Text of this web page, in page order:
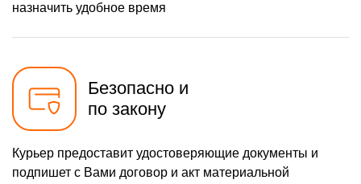
назначить удобное время
Безопасно и
по закону
Курьер предоставит удостоверяющие документы и
подпишет с Вами договор и акт материальной